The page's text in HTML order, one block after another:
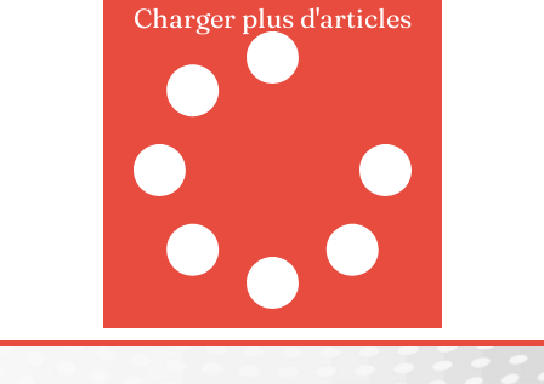
Charger plus d'articles